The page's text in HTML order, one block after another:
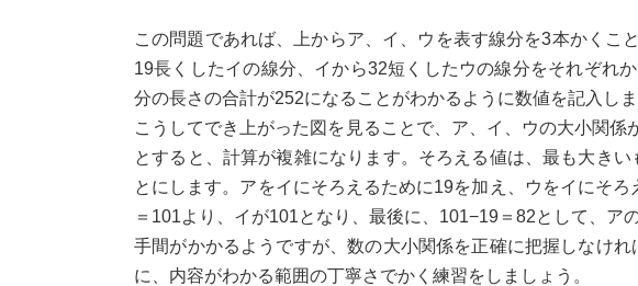
この問題であれば、上からア、イ、ウを表す線分を3本かくこ
19長くしたイの線分、イから32短くしたウの線分をそれぞれ
分の長さの合計が252になることがわかるように数値を記入し
こうしてでき上がった図を見ることで、ア、イ、ウの大小関
とすると、計算が複雑になります。そろえる値は、最も大き
とにします。アをイにそろえるために19を加え、ウをイにそ
＝101より、イが101となり、最後に、101−19＝82として、ア
手間がかかるようですが、数の大小関係を正確に把握しなけ
に、内容がわかる範囲の丁寧さでかく練習をしましょう。